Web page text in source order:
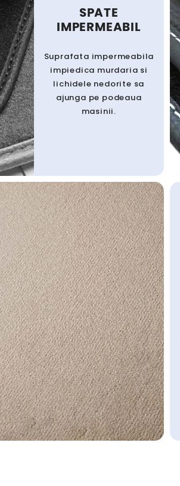
SPATE
IMPERMEABIL
Suprafata impermeabila
impiedica murdaria si
lichidele nedorite sa
ajunga pe podeaua
masinii.